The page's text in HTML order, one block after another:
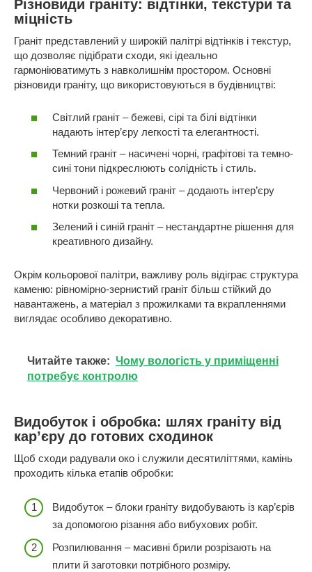
Різновиди граніту: відтінки, текстури та
міцність
Граніт представлений у широкій палітрі відтінків і текстур,
що дозволяє підібрати сходи, які ідеально
гармоніюватимуть з навколишнім простором. Основні
різновиди граніту, що використовуються в будівництві:
Світлий граніт – бежеві, сірі та білі відтінки
надають інтер’єру легкості та елегантності.
Темний граніт – насичені чорні, графітові та темно-
сині тони підкреслюють солідність і стиль.
Червоний і рожевий граніт – додають інтер’єру
нотки розкоші та тепла.
Зелений і синій граніт – нестандартне рішення для
креативного дизайну.
Окрім кольорової палітри, важливу роль відіграє структура
каменю: рівномірно-зернистий граніт більш стійкий до
навантажень, а матеріал з прожилками та вкрапленнями
виглядає особливо декоративно.
Читайте также: Чому вологість у приміщенні
потребує контролю
Видобуток і обробка: шлях граніту від
кар’єру до готових сходинок
Щоб сходи радували око і служили десятиліттями, камінь
проходить кілька етапів обробки:
Видобуток – блоки граніту видобувають із кар’єрів
за допомогою різання або вибухових робіт.
Розпилювання – масивні брили розрізають на
плити й заготовки потрібного розміру.